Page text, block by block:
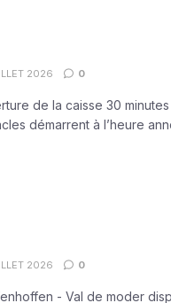
2026 0
de la caisse 30
démarrent à l’heure
2026 0
- Val de moder